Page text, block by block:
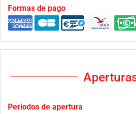
Formas de pago
Periodos de apertura